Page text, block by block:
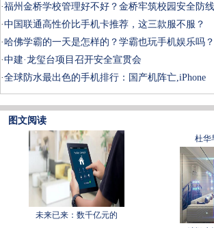
·福州金桥学校管理好不好？金桥牢筑校园安全防线
·中国联通高性价比手机卡推荐，这三款服不服？
·哈佛学霸的一天是怎样的？学霸也玩手机娱乐吗？
·中建·龙玺台项目召开安全宣贯会
·全球防水最出色的手机排行：国产机阵亡,iPhone
图文阅读
未来已来：数千亿元的
杜华